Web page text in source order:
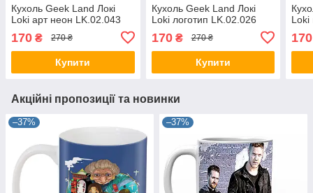
Кухоль Geek Land Локі
Loki арт неон LK.02.043
170 ₴ 270 ₴
Купити
Кухоль Geek Land Локі
Loki логотип LK.02.026
170₴ 270 ₴
Купити
Loki
170
Акційні пропозиції та новинки
–37% –37%